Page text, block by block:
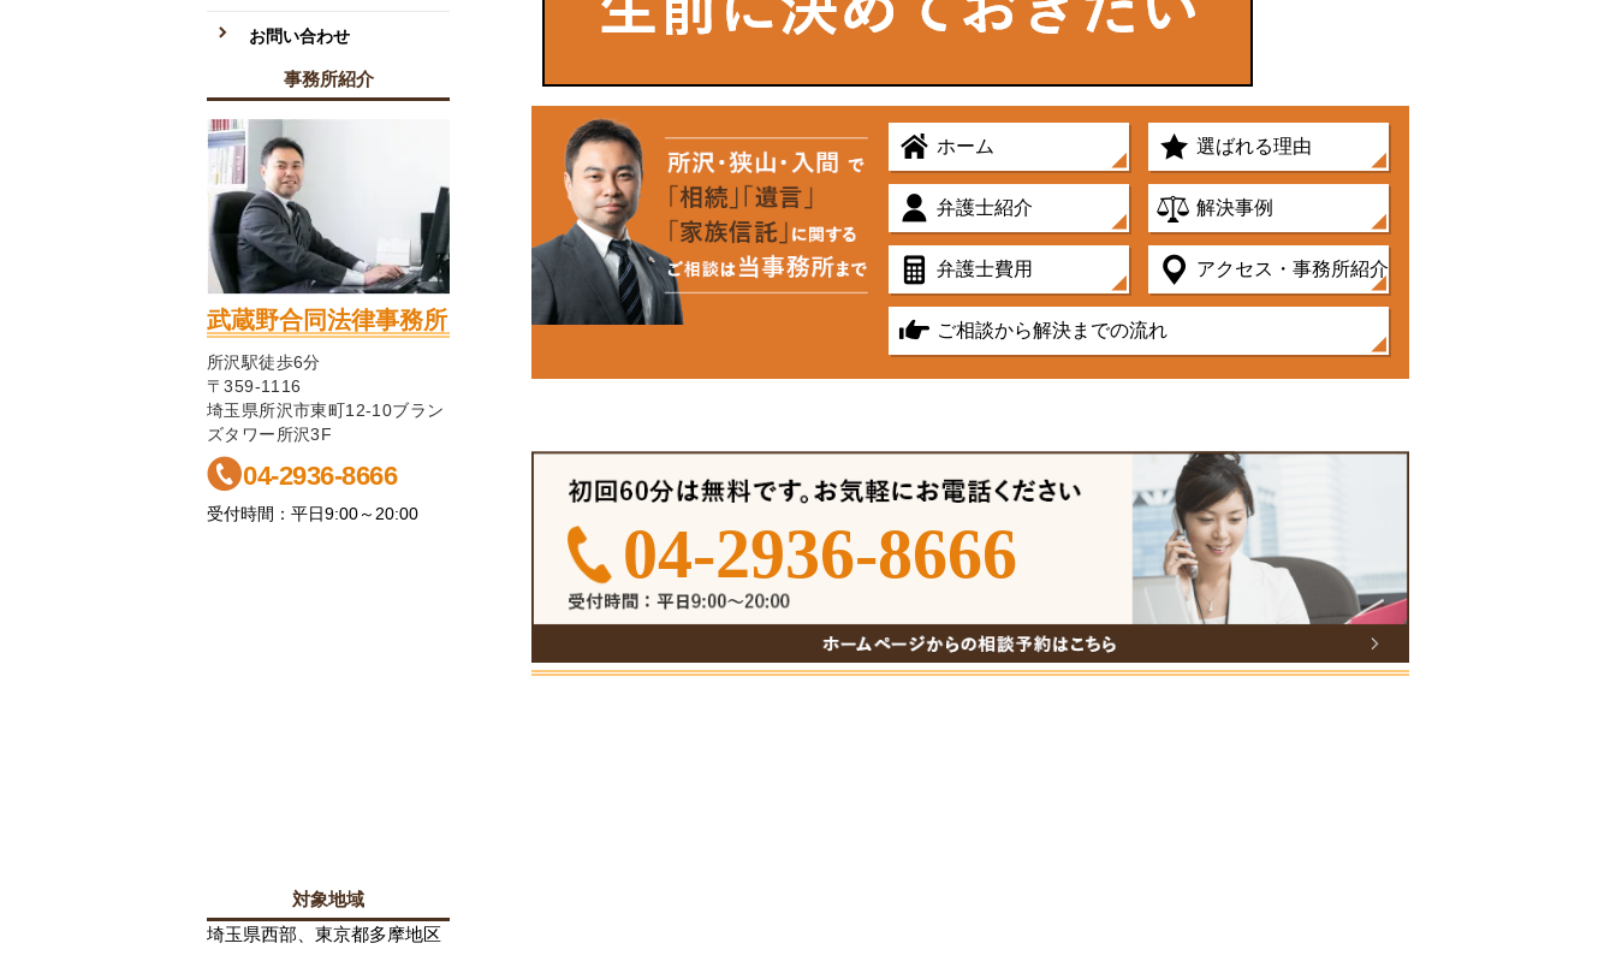
ホーム 選ばれる理由
弁護士紹介 解決事例
弁護士費用 アクセス・事務所紹介
ご相談から解決までの流れ
04-2936-8666
お問い合わせ
事務所紹介
武蔵野合同法律事務所
所沢駅徒歩6分
〒359-1116
埼玉県所沢市東町12-10ブラン
ズタワー所沢3F
04-2936-8666
受付時間：平日9:00～20:00
対象地域
埼玉県西部、東京都多摩地区